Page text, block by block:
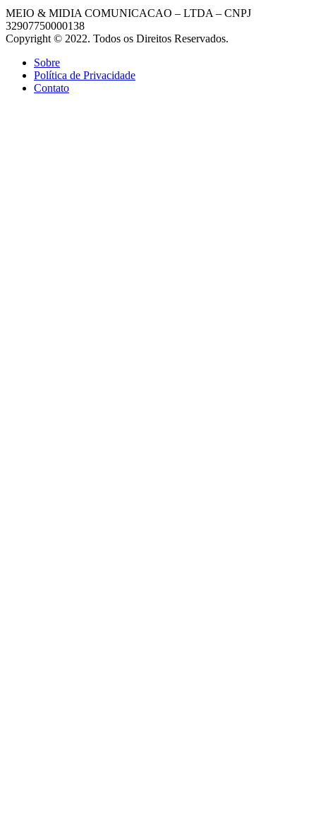
MEIO & MIDIA COMUNICACAO – LTDA – CNPJ
32907750000138
Copyright © 2022. Todos os Direitos Reservados.
Sobre
Política de Privacidade
Contato